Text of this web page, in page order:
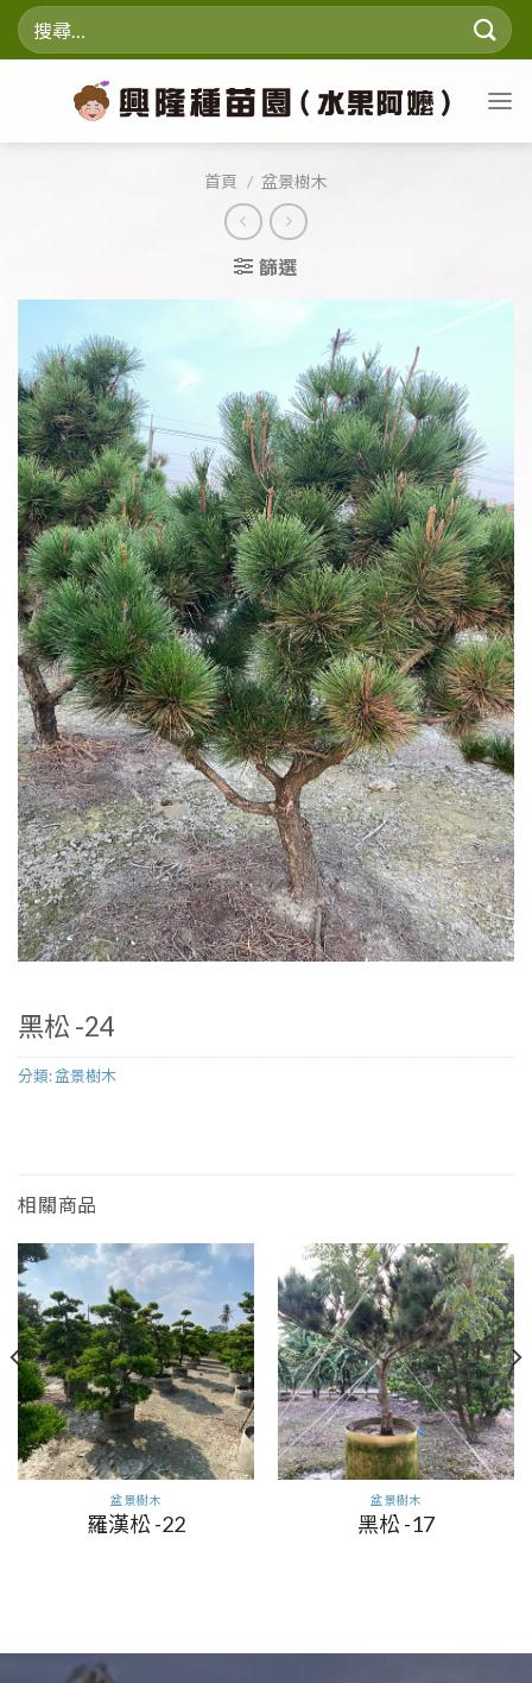
Skip
搜
尋
首頁 / 盆景樹木
篩選
黑松 -24
分類:盆景樹木
相關商品
盆景樹木
羅漢松 -22
盆景樹木
黑松 -17